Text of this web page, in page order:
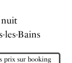
nuit
les-Bains
prix sur booking